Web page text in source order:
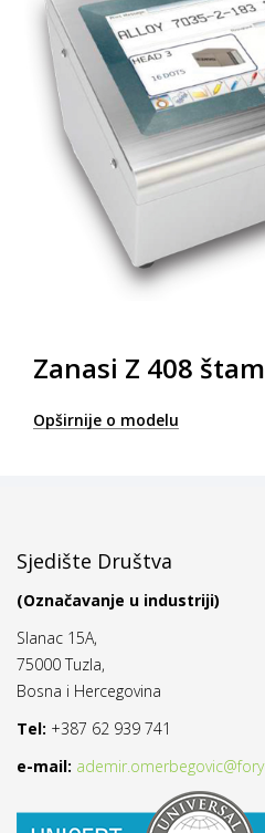
Zanasi Z 408
Opširnije o modelu
Sjedište Društva
(Označavanje u industriji)
Slanac 15A,
75000 Tuzla,
Bosna i Hercegovina
Tel: +387 62 939 741
e-mail: